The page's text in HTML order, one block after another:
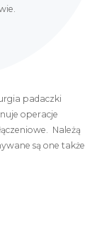
padaczki
operacje
Należą
są one także